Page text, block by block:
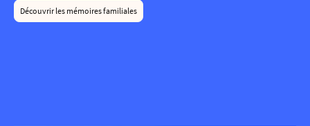
Découvrir les mémoires familiales